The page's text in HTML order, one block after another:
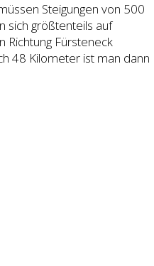
Steigungen von 500
sich größtenteils auf
Richtung Fürsteneck
48 Kilometer ist man dann